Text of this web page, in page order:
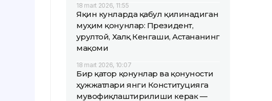
18 mart 2026, 11:55
Яқин кунларда қабул қилинадиган
муҳим қонунлар: Президент,
Қурултой, Халқ Кенгаши, Астананинг
мақоми
18 mart 2026, 10:07
Бир қатор қонунлар ва қонуности
ҳужжатлари янги Конституцияга
мувофиқлаштирилиши керак —